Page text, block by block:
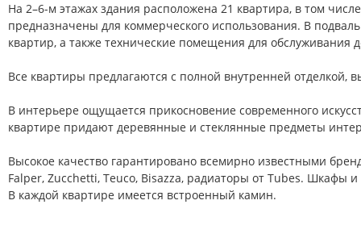
На 2–6-м этажах здания расположена 21 квартира, в том
предназначены для коммерческого использования. В
квартир, а также технические помещения для обслуживания
Все квартиры предлагаются с полной внутренней отделкой,
В интерьере ощущается прикосновение современного
квартире придают деревянные и стеклянные предметы
Высокое качество гарантировано всемирно известными
Falper, Zucchetti, Teuco, Bisazza, радиаторы от Tubes. Шкафы
В каждой квартире имеется встроенный камин.